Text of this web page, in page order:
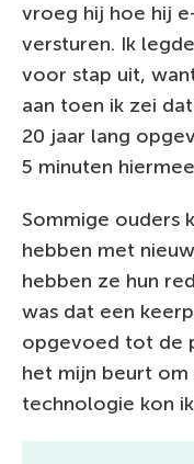
vroeg hij hoe hij
versturen. Ik
voor stap uit,
aan toen ik zei
20 jaar lang
5 minuten
Sommige ouders
hebben met
hebben ze hun
was dat een
opgevoed tot de
het mijn beurt
technologie kon